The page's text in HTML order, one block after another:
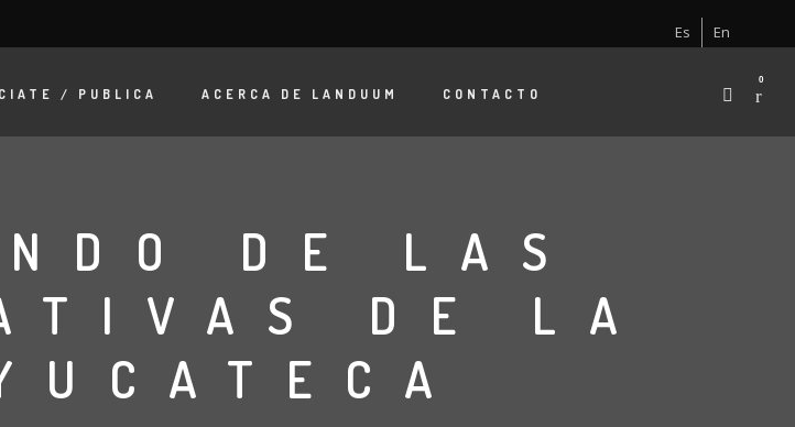
Es En
/ PUBLICA ACERCA DE LANDUUM CONTACTO
0
DE LAS
DE LA